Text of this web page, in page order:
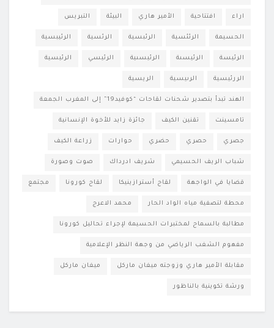
اراء افتتاحية الأمير هاري البيئة التبريس
الحسيمة الرئئسية الرئبسية الرئسية الرئيبسية
الرئيسة الرئيسىة الرئيسىية الرئيسي الرئيسية
الررئيسية الرىيسية الريسية
الهند تبدأ بتصدير شحنات لقاحات “كوفيد19” إلى المغرب الجمعة
تامسينت تقنين الكيف جائزة زايد للأخوة الإنسانية
جصري حصري حضري حوارات زراعة الكيف
شباب الريف الحسيمي شريف ادرداك صوت وصورة
قضايا في الواجهة لقاح أسترازينيكا لقاح كورونا مجتمع
محطة لتصفية مياه الواد الحار محمد الاعرج
مطالبة بالسماح لمختبرات الحسيمة لإجراء تحاليل كورونا
مفهوم الشغب الرياضي من وجهة النظر الإعلامية
مقابلة الأمير هاري وزوجته ميغان ماركل ميغان ماركل
ورشة تكوينية بالناظور